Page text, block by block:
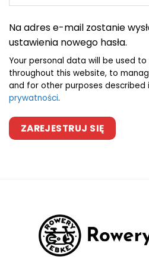
Na adres e-mail zostanie
ustawienia nowego hasła.
Your personal data will be used
throughout this website, to
and for other purposes described
prywatności.
ZAREJESTRUJ SIĘ